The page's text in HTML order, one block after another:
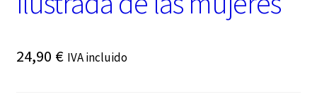
24,90 € IVA incluido